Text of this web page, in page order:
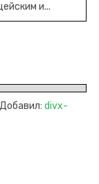
и...
divx-